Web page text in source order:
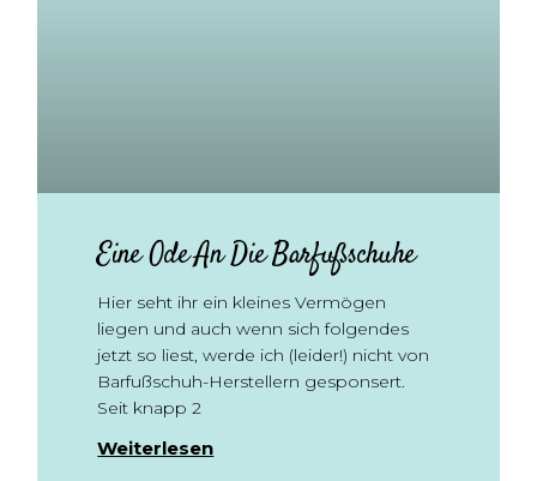
Eine Ode An Die Barfußschuhe
Hier seht ihr ein kleines Vermögen
liegen und auch wenn sich folgendes
jetzt so liest, werde ich (leider!) nicht von
Barfußschuh-Herstellern gesponsert.
Seit knapp 2
Weiterlesen